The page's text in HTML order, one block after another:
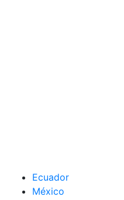
Ecuador
México